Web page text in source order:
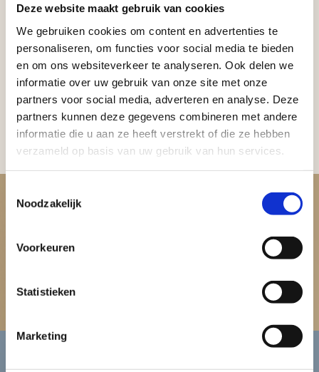
Deze website maakt gebruik van cookies
We gebruiken cookies om content en advertenties te
personaliseren, om functies voor social media te bieden
en om ons websiteverkeer te analyseren. Ook delen we
informatie over uw gebruik van onze site met onze
partners voor social media, adverteren en analyse. Deze
partners kunnen deze gegevens combineren met andere
informatie die u aan ze heeft verstrekt of die ze hebben
verzameld op basis van uw gebruik van hun services.
Noodzakelijk
Voorkeuren
Statistieken
Marketing
<< terug naar vorige pagina
<< terug naar vorige pagina
Dames
Bekijk de damescollectie